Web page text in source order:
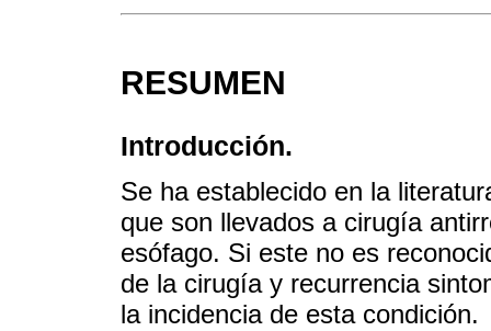
RESUMEN
Introducción.
Se ha establecido en la
que son llevados a cirugía
esófago. Si este no es
de la cirugía y recurrencia
la incidencia de esta condición.